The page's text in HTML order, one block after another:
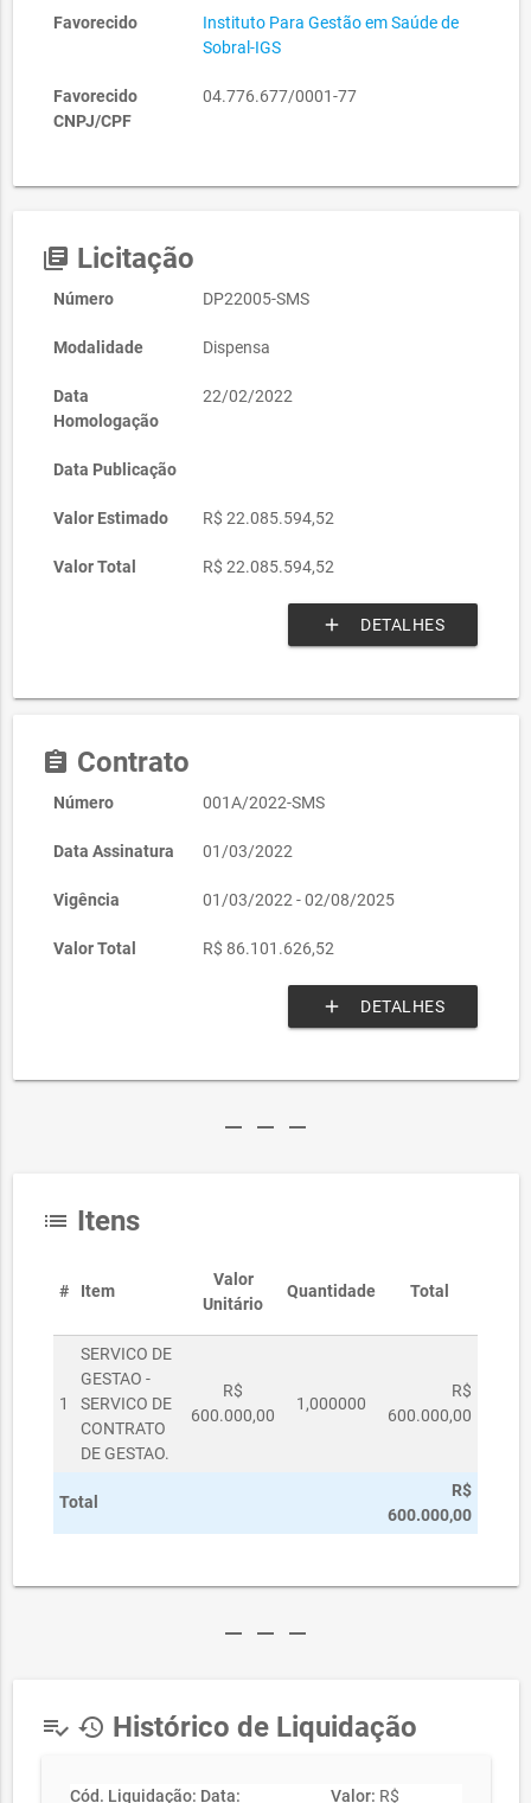
Favorecido
Instituto Para Gestão em Saúde de
Sobral-IGS
Favorecido
CNPJ/CPF
04.776.677/0001-77
library_books Licitação
Número DP22005-SMS
Modalidade Dispensa
Data
Homologação
22/02/2022
Data Publicação
Valor Estimado R$ 22.085.594,52
Valor Total R$ 22.085.594,52
add DETALHES
assignment Contrato
Número 001A/2022-SMS
Data Assinatura 01/03/2022
Vigência 01/03/2022 - 02/08/2025
Valor Total R$ 86.101.626,52
add DETALHES
remove remove remove
list Itens
# Item
Valor
Unitário
Quantidade Total
1
SERVICO DE
GESTAO -
SERVICO DE
CONTRATO
DE GESTAO.
R$
600.000,00
1,000000
R$
600.000,00
Total
R$
600.000,00
remove remove remove
playlist_add_check history Histórico de Liquidação
Cód. Liquidação: Data: Valor: R$